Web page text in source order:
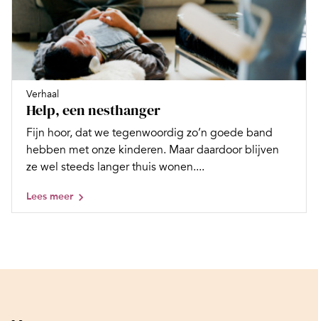
Verhaal
Help, een nesthanger
Fijn hoor, dat we tegenwoordig zo’n goede band
hebben met onze kinderen. Maar daardoor blijven
ze wel steeds langer thuis wonen....
Lees meer